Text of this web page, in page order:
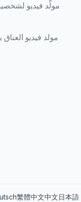
مولّد فيديو
مولد فيديو
繁體中文中文日本語